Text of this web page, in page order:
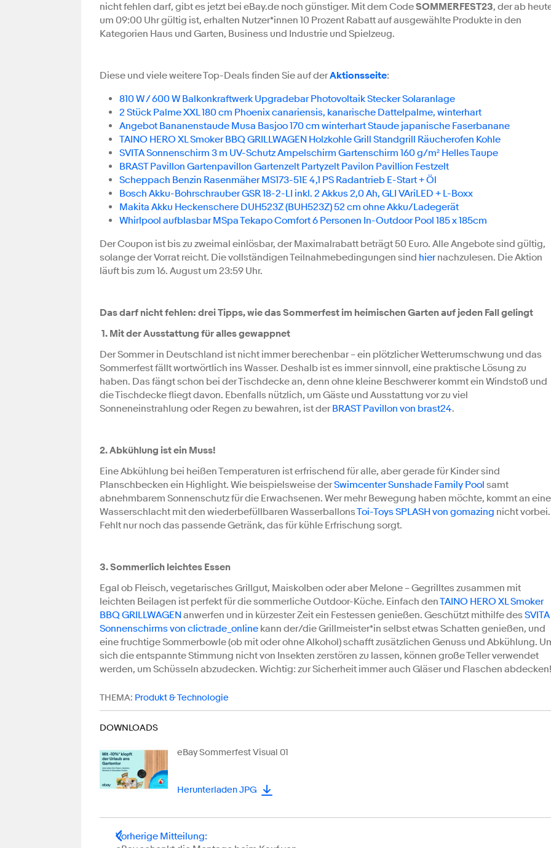
nicht fehlen darf, gibt es jetzt bei eBay.de noch günstiger. Mit dem CodeSOMMERFEST23, der ab
um 09:00 Uhr gültig ist, erhalten Nutzer*innen 10 Prozent Rabatt auf ausgewählte Produkte in den
Kategorien Haus und Garten, Business und Industrie und Spielzeug.
Diese und viele weitere Top-Deals finden Sie auf derAktionsseite:
810 W / 600 W Balkonkraftwerk Upgradebar Photovoltaik Stecker Solaranlage
2 Stück Palme XXL 180 cm Phoenix canariensis, kanarische Dattelpalme, winterhart
Angebot Bananenstaude Musa Basjoo 170 cm winterhart Staude japanische Faserbanane
TAINO HERO XL Smoker BBQ GRILLWAGEN Holzkohle Grill Standgrill Räucherofen Kohle
SVITA Sonnenschirm 3 m UV-Schutz Ampelschirm Gartenschirm 160 g/m² Helles Taupe
BRAST Pavillon Gartenpavillon Gartenzelt Partyzelt Pavilon Pavillion Festzelt
Scheppach Benzin Rasenmäher MS173-51E 4,1 PS Radantrieb E-Start + Öl
Bosch Akku-Bohrschrauber GSR 18-2-LI inkl. 2 Akkus 2,0 Ah, GLI VAriLED + L-Boxx
Makita Akku Heckenschere DUH523Z (BUH523Z) 52 cm ohne Akku/Ladegerät
Whirlpool aufblasbar MSpa Tekapo Comfort 6 Personen In-Outdoor Pool 185 x 185cm
Der Coupon ist bis zu zweimal einlösbar, der Maximalrabatt beträgt 50 Euro. Alle Angebote sind gültig,
solange der Vorrat reicht. Die vollständigen Teilnahmebedingungen sind hiernachzulesen. Die Aktion
läuft bis zum 16. August um 23:59 Uhr.
Das darf nicht fehlen: drei Tipps, wie das Sommerfest im heimischen Garten auf jeden Fall gelingt
1. Mit der Ausstattung für alles gewappnet
Der Sommer in Deutschland ist nicht immer berechenbar – ein plötzlicher Wetterumschwung und das
Sommerfest fällt wortwörtlich ins Wasser. Deshalb ist es immer sinnvoll, eine praktische Lösung zu
haben. Das fängt schon bei der Tischdecke an, denn ohne kleine Beschwerer kommt ein Windstoß und
die Tischdecke fliegt davon. Ebenfalls nützlich, um Gäste und Ausstattung vor zu viel
Sonneneinstrahlung oder Regen zu bewahren, ist derBRAST Pavillon von brast24.
2. Abkühlung ist ein Muss!
Eine Abkühlung bei heißen Temperaturen ist erfrischend für alle, aber gerade für Kinder sind
Planschbecken ein Highlight. Wie beispielsweise derSwimcenter Sunshade Family Pool samt
abnehmbarem Sonnenschutz für die Erwachsenen. Wer mehr Bewegung haben möchte, kommt an
Wasserschlacht mit den wiederbefüllbaren WasserballonsToi-Toys SPLASH von gomazing nicht vorbei.
Fehlt nur noch das passende Getränk, das für kühle Erfrischung sorgt.
3. Sommerlich leichtes Essen
Egal ob Fleisch, vegetarisches Grillgut, Maiskolben oder aber Melone – Gegrilltes zusammen mit
leichten Beilagen ist perfekt für die sommerliche Outdoor-Küche. Einfach denTAINO HERO XL Smoker
BBQ GRILLWAGENanwerfen und in kürzester Zeit ein Festessen genießen. Geschützt mithilfe desSVITA
Sonnenschirms von clictrade_online kann der/die Grillmeister*in selbst etwas Schatten genießen, und
eine fruchtige Sommerbowle (ob mit oder ohne Alkohol) schafft zusätzlichen Genuss und Abkühlung.
sich die entspannte Stimmung nicht von Insekten zerstören zu lassen, können große Teller verwendet
werden, um Schüsseln abzudecken. Wichtig: zur Sicherheit immer auch Gläser und Flaschen abdecken!
THEMA: Produkt & Technologie
DOWNLOADS
eBay Sommerfest Visual 01
Herunterladen JPG
Vorherige Mitteilung: